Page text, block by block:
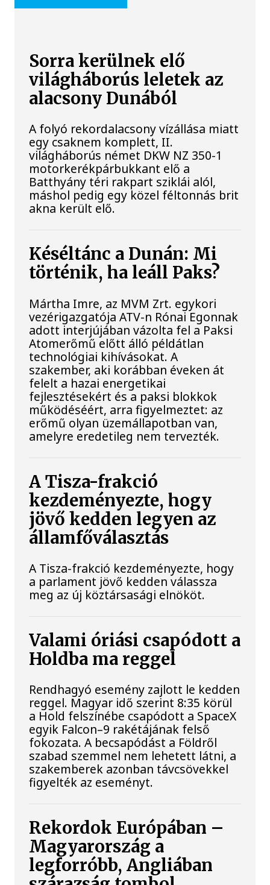
Sorra kerülnek elő
világháborús leletek az
alacsony Dunából
A folyó rekordalacsony vízállása miatt
egy csaknem komplett, II.
világháborús német DKW NZ 350-1
motorkerékpárbukkant elő a
Batthyány téri rakpart sziklái alól,
máshol pedig egy közel féltonnás brit
akna került elő.
Késéltánc a Dunán: Mi
történik, ha leáll Paks?
Mártha Imre, az MVM Zrt. egykori
vezérigazgatója ATV-n Rónai Egonnak
adott interjújában vázolta fel a Paksi
Atomerőmű előtt álló példátlan
technológiai kihívásokat. A
szakember, aki korábban éveken át
felelt a hazai energetikai
fejlesztésekért és a paksi blokkok
működéséért, arra figyelmeztet: az
erőmű olyan üzemállapotban van,
amelyre eredetileg nem tervezték.
A Tisza-frakció
kezdeményezte, hogy
jövő kedden legyen az
államfőválasztás
A Tisza-frakció kezdeményezte, hogy
a parlament jövő kedden válassza
meg az új köztársasági elnököt.
Valami óriási csapódott a
Holdba ma reggel
Rendhagyó esemény zajlott le kedden
reggel. Magyar idő szerint 8:35 körül
a Hold felszínébe csapódott a SpaceX
egyik Falcon–9 rakétájának felső
fokozata. A becsapódást a Földről
szabad szemmel nem lehetett látni, a
szakemberek azonban távcsövekkel
figyelték az eseményt.
Rekordok Európában –
Magyarország a
legforróbb, Angliában